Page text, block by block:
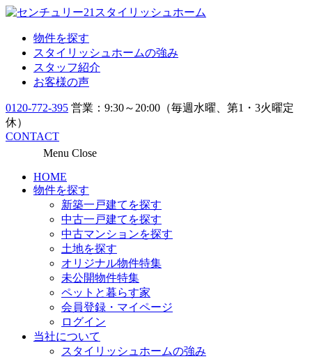
物件を探す
スタイリッシュホームの強み
スタッフ紹介
お客様の声
0120-772-395 営業：9:30～20:00（毎週水曜、第1・3火曜定
休）
CONTACT
Menu Close
HOME
物件を探す
新築一戸建てを探す
中古一戸建てを探す
中古マンションを探す
土地を探す
オリジナル物件特集
未公開物件特集
ペットと暮らす家
会員登録・マイページ
ログイン
当社について
スタイリッシュホームの強み